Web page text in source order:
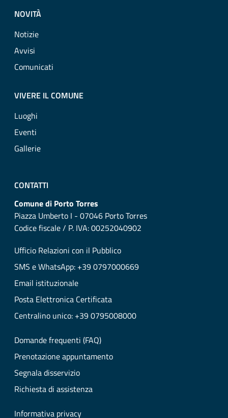
NOVITÀ
Notizie
Avvisi
Comunicati
VIVERE IL COMUNE
Luoghi
Eventi
Gallerie
CONTATTI
Comune di Porto Torres
Piazza Umberto I - 07046 Porto Torres
Codice fiscale / P. IVA: 00252040902
Ufficio Relazioni con il Pubblico
SMS e WhatsApp: +39 0797000669
Email istituzionale
Posta Elettronica Certificata
Centralino unico: +39 0795008000
Domande frequenti (FAQ)
Prenotazione appuntamento
Segnala disservizio
Richiesta di assistenza
Informativa privacy